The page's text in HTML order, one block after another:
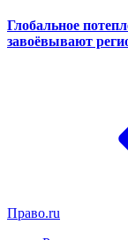
Глобальное
завоёвывают
Право.ru